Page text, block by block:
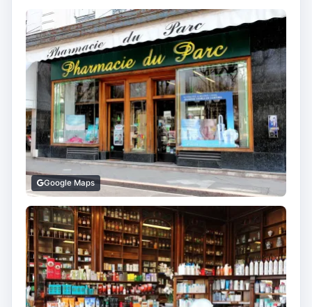
Google Maps